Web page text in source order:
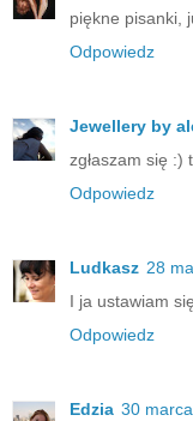
piękne pisanki,
Odpowiedz
Jewellery by
zgłaszam się :)
Odpowiedz
Ludkasz 28
I ja ustawiam
Odpowiedz
Edzia 30